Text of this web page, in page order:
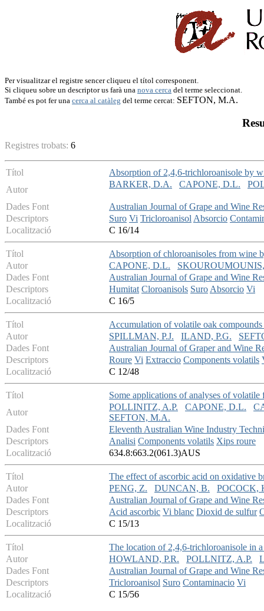
Per visualitzar el registre sencer cliqueu el títol corresponent.
Si cliqueu sobre un descriptor us farà una nova cerca del terme seleccionat.
També es pot fer una cerca al catàleg del terme cercat: SEFTON, M.A.
Registres trobats: 6
Títol
Absorption of 2,4,6-trichloroanisole by
Autor
BARKER, D.A. CAPONE, D.L.
Dades Font
Australian Journal of Grape and Wine
Descriptors
Suro Vi TricloroanisolAbsorcio
Localització
C 16/14
Títol
Absorption of chloroanisoles from wine
Autor
CAPONE, D.L.
Dades Font
Australian Journal of Grape and Wine
Descriptors
Humitat Cloroanisols SuroAbsorcio Vi
Localització
C 16/5
Títol
Accumulation of volatile oak
Autor
SPILLMAN, P.J. ILAND, P.G.
Dades Font
Australian Journal of Graper and Wine
Descriptors
Roure Vi Extraccio Components volatils
Localització
C 12/48
Títol
Some applications of analyses of
Autor
POLLINITZ, A.P. CAPONE, D.L.
SEFTON, M.A.
Dades Font
Eleventh Australian Wine Industry
Descriptors
Analisi Components volatils Xips roure
Localització
634.8:663.2(061.3)AUS
Títol
The effect of ascorbic acid on oxidative
Autor
PENG, Z. DUNCAN, B.
POCOCK,
Dades Font
Australian Journal of Grape and Wine
Descriptors
Acid ascorbic Vi blanc Dioxid de sulfur
Localització
C 15/13
Títol
The location of 2,4,6-trichloroanisole in
Autor
HOWLAND, P.R. POLLNITZ, A.P.
Dades Font
Australian Journal of Grape and Wine
Descriptors
Tricloroanisol Suro Contaminacio Vi
Localització
C 15/56